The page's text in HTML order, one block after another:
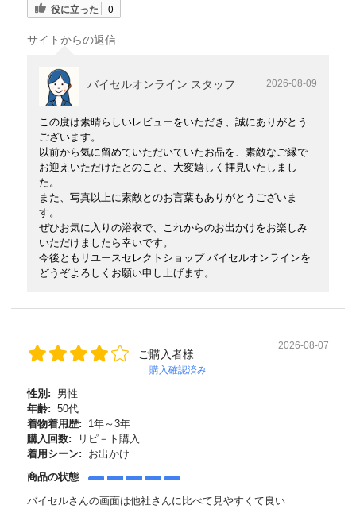
役に立った 0
サイトからの返信
バイセルオンライン スタッフ 2026-08-09
この度は素晴らしいレビューをいただき、誠にありがとう
ございます。
以前から気に留めていただいていたお品を、素敵なご縁で
お迎えいただけたとのこと、大変嬉しく拝見いたしまし
た。
また、写真以上に素敵とのお言葉もありがとうございま
す。
ぜひお気に入りの浴衣で、これからのお出かけをお楽しみ
いただけましたら幸いです。
今後ともリユースセレクトショップ バイセルオンラインを
どうぞよろしくお願い申し上げます。
ご購入者様
購入確認済み
2026-08-07
性別:
男性
年齢: 50代
着物着用歴:
1年～3年
購入回数:
リピ－ト購入
着用シーン:
お出かけ
商品の状態
バイセルさんの画面は他社さんに比べて見やすくて良い